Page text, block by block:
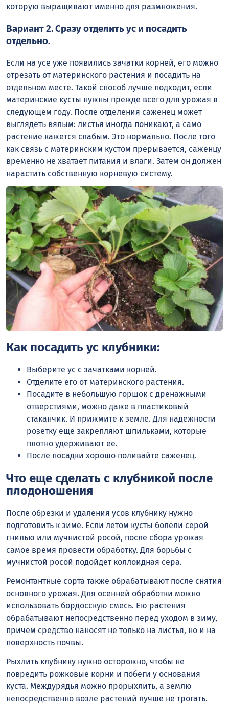
которую выращивают именно для размножения.
Вариант 2. Сразу отделить ус и посадить
отдельно.
Если на усе уже появились зачатки корней, его можно
отрезать от материнского растения и посадить на
отдельном месте. Такой способ лучше подходит, если
материнские кусты нужны прежде всего для урожая в
следующем году. После отделения саженец может
выглядеть вялым: листья иногда поникают, а само
растение кажется слабым. Это нормально. После того
как связь с материнским кустом прерывается, саженцу
временно не хватает питания и влаги. Затем он должен
нарастить собственную корневую систему.
Как посадить ус клубники:
Выберите ус с зачатками корней.
Отделите его от материнского растения.
Посадите в небольшую горшок с дренажными
отверстиями, можно даже в пластиковый
стаканчик. И прижмите к земле. Для надежности
розетку еще закрепляют шпильками, которые
плотно удерживают ее.
После посадки хорошо поливайте саженец.
Что еще сделать с клубникой после
плодоношения
После обрезки и удаления усов клубнику нужно
подготовить к зиме. Если летом кусты болели серой
гнилью или мучнистой росой, после сбора урожая
самое время провести обработку. Для борьбы с
мучнистой росой подойдет коллоидная сера.
Ремонтантные сорта также обрабатывают после снятия
основного урожая. Для осенней обработки можно
использовать бордосскую смесь. Ею растения
обрабатывают непосредственно перед уходом в зиму,
причем средство наносят не только на листья, но и на
поверхность почвы.
Рыхлить клубнику нужно осторожно, чтобы не
повредить рожковые корни и побеги у основания
куста. Междурядья можно прорыхлить, а землю
непосредственно возле растений лучше не трогать.